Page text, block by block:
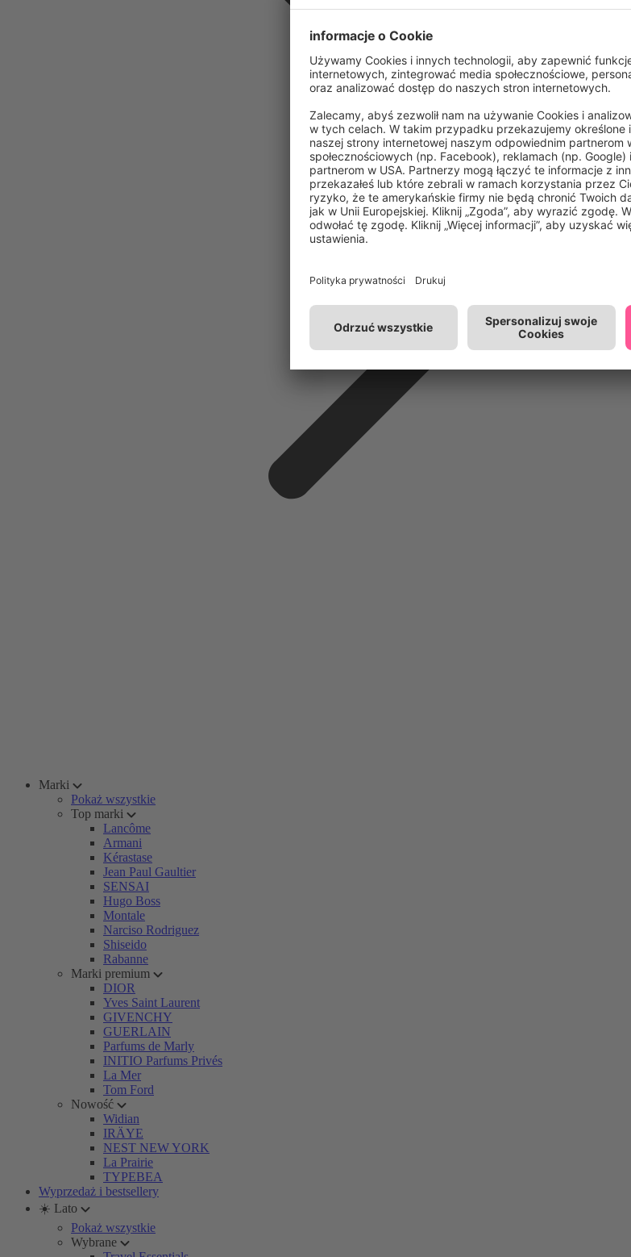
Marki
Pokaż wszystkie
Top marki
Lancôme
Armani
Kérastase
Jean Paul Gaultier
SENSAI
Hugo Boss
Montale
Narciso Rodriguez
Shiseido
Rabanne
Marki premium
DIOR
Yves Saint Laurent
GIVENCHY
GUERLAIN
Parfums de Marly
INITIO Parfums Privés
La Mer
Tom Ford
Nowość
Widian
IRÄYE
NEST NEW YORK
La Prairie
TYPEBEA
Wyprzedaż i bestsellery
☀️ Lato
Pokaż wszystkie
Wybrane